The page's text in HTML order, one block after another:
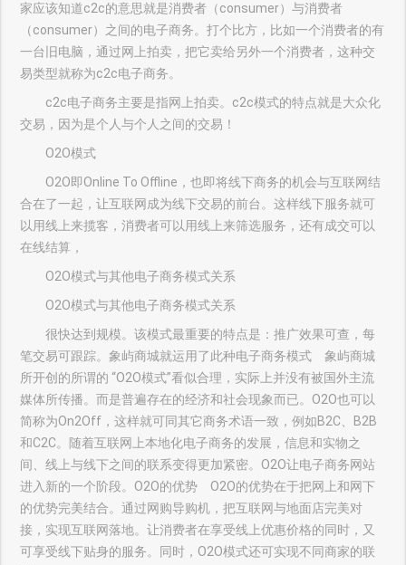
家应该知道c2c的意思就是消费者（consumer）与消费者
（consumer）之间的电子商务。打个比方，比如一个消费者的有
一台旧电脑，通过网上拍卖，把它卖给另外一个消费者，这种交
易类型就称为c2c电子商务。
c2c电子商务主要是指网上拍卖。c2c模式的特点就是大众化
交易，因为是个人与个人之间的交易！
O2O模式
O2O即Online To Offline，也即将线下商务的机会与互联网结
合在了一起，让互联网成为线下交易的前台。这样线下服务就可
以用线上来揽客，消费者可以用线上来筛选服务，还有成交可以
在线结算，
O2O模式与其他电子商务模式关系
O2O模式与其他电子商务模式关系
很快达到规模。该模式最重要的特点是：推广效果可查，每
笔交易可跟踪。象屿商城就运用了此种电子商务模式 象屿商城
所开创的所谓的 “O2O模式”看似合理，实际上并没有被国外主流
媒体所传播。而是普遍存在的经济和社会现象而已。O2O也可以
简称为On2Off，这样就可同其它商务术语一致，例如B2C、B2B
和C2C。随着互联网上本地化电子商务的发展，信息和实物之
间、线上与线下之间的联系变得更加紧密。O2O让电子商务网站
进入新的一个阶段。O2O的优势 O2O的优势在于把网上和网下
的优势完美结合。通过网购导购机，把互联网与地面店完美对
接，实现互联网落地。让消费者在享受线上优惠价格的同时，又
可享受线下贴身的服务。同时，O2O模式还可实现不同商家的联